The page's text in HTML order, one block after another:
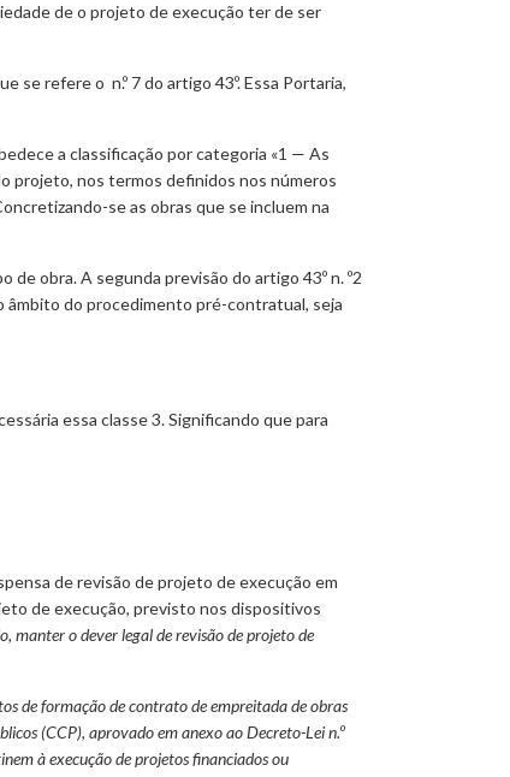
de o projeto de execução ter de ser
se refere o n.º 7 do artigo 43º. Essa Portaria,
a classificação por categoria «1 — As
projeto, nos termos definidos nos números
se as obras que se incluem na
obra. A segunda previsão do artigo 43º n. º2
âmbito do procedimento pré-contratual, seja
essa classe 3. Significando que para
de revisão de projeto de execução em
de execução, previsto nos dispositivos
manter o dever legal de revisão de projeto de
de formação de contrato de empreitada de obras
(CCP), aprovado em anexo ao Decreto-Lei n.º
à execução de projetos financiados ou